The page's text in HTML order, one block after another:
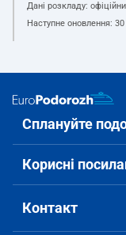
Дані розкладу:
Наступне оновлення: 30
Сплануйте
Корисні
Контакт